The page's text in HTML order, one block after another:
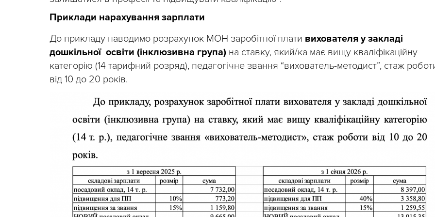
Приклади нарахування зарплати
До прикладу наводимо розрахунок МОН заробітної плати вихователя у закладі
дошкільної освіти (інклюзивна група) на ставку, який/ка має вищу кваліфікаційну
категорію (14 тарифний розряд), педагогічне звання “вихователь-методист”, стаж
від 10 до 20 років.